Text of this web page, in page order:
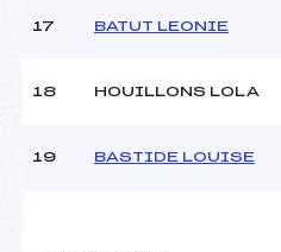
17 BATUT LEONIE
18 HOUILLONS LOLA
19 BASTIDE LOUISE